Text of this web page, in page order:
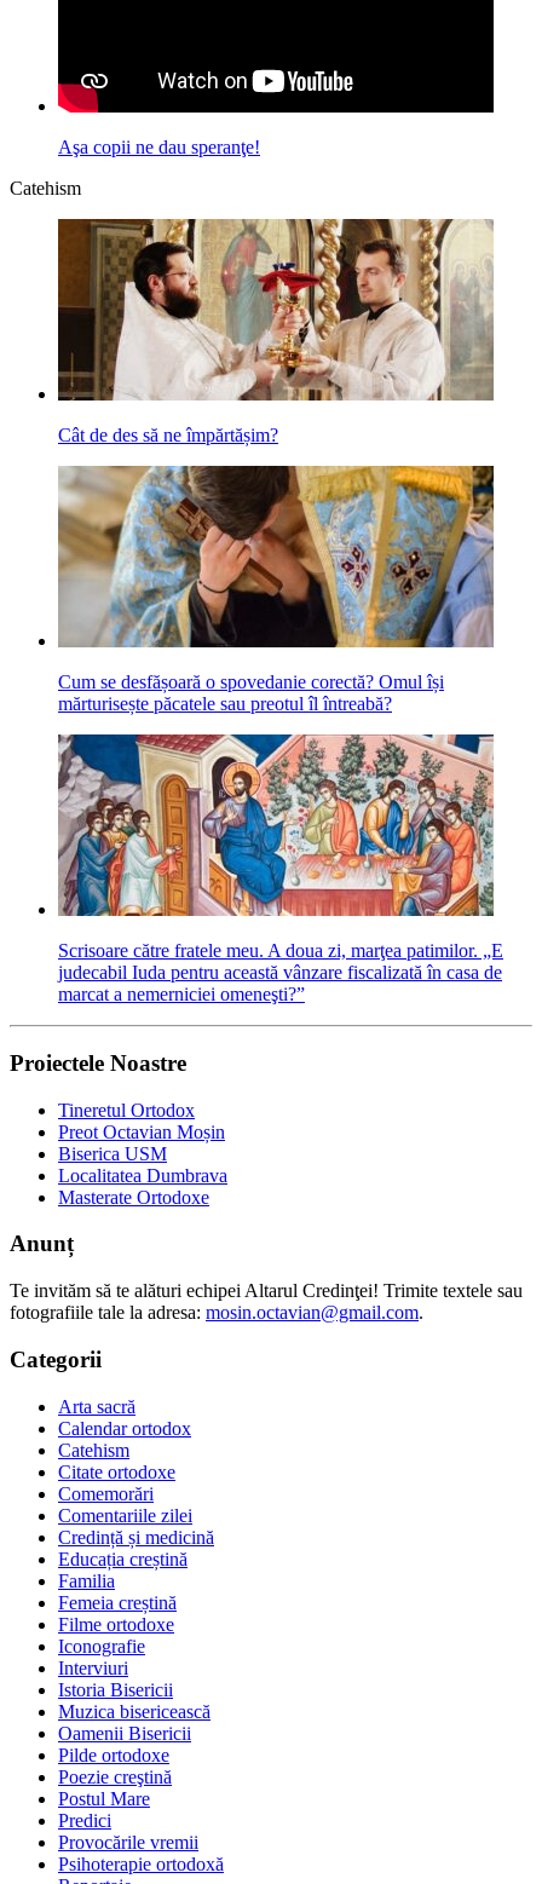
Aşa copii ne dau speranţe!
Catehism
Cât de des să ne împărtășim?
Cum se desfășoară o spovedanie corectă? Omul își
mărturisește păcatele sau preotul îl întreabă?
Scrisoare către fratele meu. A doua zi, marţea patimilor. „E
judecabil Iuda pentru această vânzare fiscalizată în casa de
marcat a nemerniciei omeneşti?”
Proiectele Noastre
Tineretul Ortodox
Preot Octavian Moșin
Biserica USM
Localitatea Dumbrava
Masterate Ortodoxe
Anunț
Te invităm să te alături echipei Altarul Credinţei! Trimite textele sau
fotografiile tale la adresa: mosin.octavian@gmail.com.
Categorii
Arta sacră
Calendar ortodox
Catehism
Citate ortodoxe
Comemorări
Comentariile zilei
Credință și medicină
Educația creștină
Familia
Femeia creștină
Filme ortodoxe
Iconografie
Interviuri
Istoria Bisericii
Muzica bisericească
Oamenii Bisericii
Pilde ortodoxe
Poezie creştină
Postul Mare
Predici
Provocările vremii
Psihoterapie ortodoxă